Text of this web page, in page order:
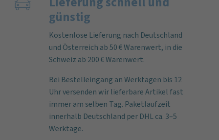
günstig
Kostenlose Lieferung nach Deutschland
und Österreich ab 50 € Warenwert, in die
Schweiz ab 200 € Warenwert.
Bei Bestelleingang an Werktagen bis 12
Uhr versenden wir lieferbare Artikel fast
immer am selben Tag. Paketlaufzeit
innerhalb Deutschland per DHL ca. 3–5
Werktage.